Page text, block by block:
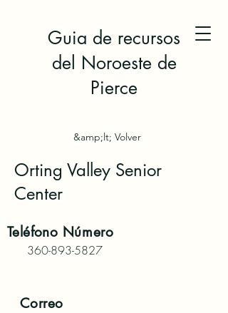
Guia de recursos
del Noroeste de
Pierce
&amp;lt; Volver
Orting Valley Senior
Center
Teléfono Número
360-893-5827
Correo